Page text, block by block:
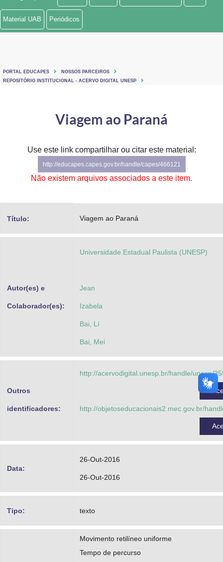
Ministério de Minas e Energia
Ministério do Turismo
Controladoria-Geral da União
Advocacia-Geral da União
Material UAB Periódicos
PORTAL EDUCAPES
NOSSOS PARCEIROS
REPOSITÓRIO INSTITUCIONAL - ACERVO DIGITAL UNESP
Viagem ao Paraná
Use este link compartilhar ou citar este material:
http://educapes.capes.gov.br/handle/capes/466121
Não existem arquivos associados a este item.
Título: Viagem ao Paraná
Autor(es) e
Colaborador(es):
Universidade Estadual Paulista (UNESP)
Jean
Izabela
Bai, Lí
Bai, Mei
Outros
identificadores:
http://acervodigital.unesp.br/handle/unesp/
http://objetoseducacionais2.mec.gov.br/
Data:
26-Out-2016
26-Out-2016
Tipo: texto
Movimento retilíneo uniforme
Tempo de percurso